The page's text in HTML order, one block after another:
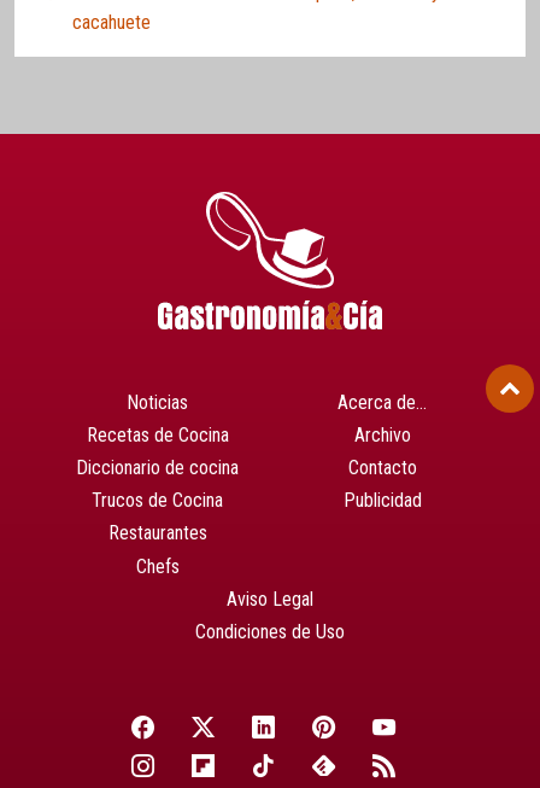
cacahuete
Noticias
Recetas de Cocina
Diccionario de cocina
Trucos de Cocina
Restaurantes
Chefs
Acerca de…
Archivo
Contacto
Publicidad
Aviso Legal
Condiciones de Uso